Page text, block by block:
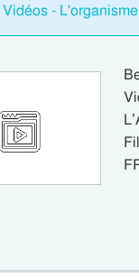
Vidéos -